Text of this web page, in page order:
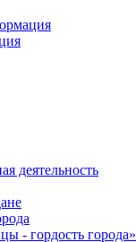
деятельность
- гордость города»